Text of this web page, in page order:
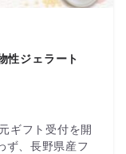
性ジェラート
ギフト受付を開
ず、長野県産フ